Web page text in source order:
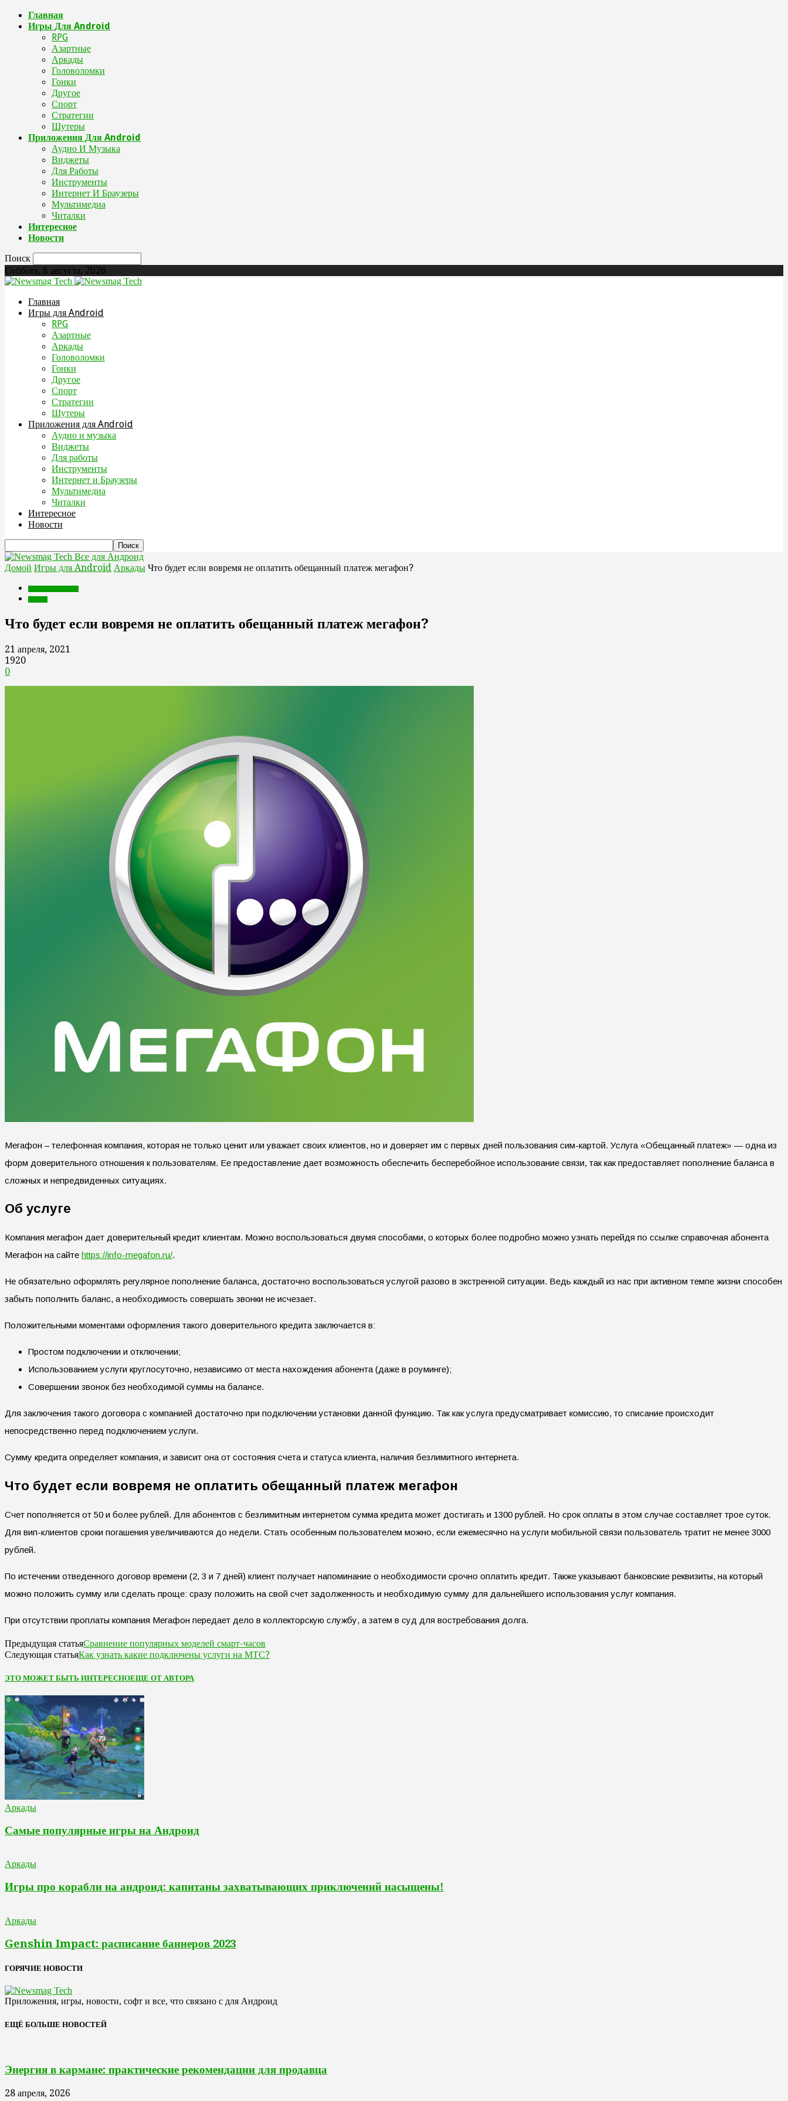
Главная
Игры Для Android
RPG
Азартные
Аркады
Головоломки
Гонки
Другое
Спорт
Стратегии
Шутеры
Приложения Для Android
Аудио И Музыка
Виджеты
Для Работы
Инструменты
Интернет И Браузеры
Мультимедиа
Читалки
Интересное
Новости
Поиск
Суббота, 8 августа, 2026
Главная
Игры для Android
RPG
Азартные
Аркады
Головоломки
Гонки
Другое
Спорт
Стратегии
Шутеры
Приложения для Android
Аудио и музыка
Виджеты
Для работы
Инструменты
Интернет и Браузеры
Мультимедиа
Читалки
Интересное
Новости
Все для Андроид
Домой Игры для Android Аркады Что будет если вовремя не оплатить обещанный платеж мегафон?
Что будет если вовремя не оплатить обещанный платеж мегафон?
21 апреля, 2021
1920
0
Мегафон – телефонная компания, которая не только ценит или уважает своих клиентов, но и доверяет им с первых дней пользования сим-картой. Услуга «Обещанный платеж» — одна из
форм доверительного отношения к пользователям. Ее предоставление дает возможность обеспечить бесперебойное использование связи, так как предоставляет пополнение баланса в
сложных и непредвиденных ситуациях.
Об услуге
Компания мегафон дает доверительный кредит клиентам. Можно воспользоваться двумя способами, о которых более подробно можно узнать перейдя по ссылке справочная абонента
Мегафон на сайте https://info-megafon.ru/.
Не обязательно оформлять регулярное пополнение баланса, достаточно воспользоваться услугой разово в экстренной ситуации. Ведь каждый из нас при активном темпе жизни способен
забыть пополнить баланс, а необходимость совершать звонки не исчезает.
Положительными моментами оформления такого доверительного кредита заключается в:
Простом подключении и отключении;
Использованием услуги круглосуточно, независимо от места нахождения абонента (даже в роуминге);
Совершении звонок без необходимой суммы на балансе.
Для заключения такого договора с компанией достаточно при подключении установки данной функцию. Так как услуга предусматривает комиссию, то списание происходит
непосредственно перед подключением услуги.
Сумму кредита определяет компания, и зависит она от состояния счета и статуса клиента, наличия безлимитного интернета.
Что будет если вовремя не оплатить обещанный платеж мегафон
Счет пополняется от 50 и более рублей. Для абонентов с безлимитным интернетом сумма кредита может достигать и 1300 рублей. Но срок оплаты в этом случае составляет трое суток.
Для вип-клиентов сроки погашения увеличиваются до недели. Стать особенным пользователем можно, если ежемесячно на услуги мобильной связи пользователь тратит не менее 3000
рублей.
По истечении отведенного договор времени (2, 3 и 7 дней) клиент получает напоминание о необходимости срочно оплатить кредит. Также указывают банковские реквизиты, на который
можно положить сумму или сделать проще: сразу положить на свой счет задолженность и необходимую сумму для дальнейшего использования услуг компания.
При отсутствии проплаты компания Мегафон передает дело в коллекторскую службу, а затем в суд для востребования долга.
Предыдущая статьяСравнение популярных моделей смарт-часов
Следующая статьяКак узнать какие подключены услуги на МТС?
ЭТО МОЖЕТ БЫТЬ ИНТЕРЕСНОЕЩЕ ОТ АВТОРА
Аркады
Самые популярные игры на Андроид
Аркады
Игры про корабли на андроид: капитаны захватывающих приключений насыщены!
Аркады
Genshin Impact: расписание баннеров 2023
ГОРЯЧИЕ НОВОСТИ
Приложения, игры, новости, софт и все, что связано с для Андроид
ЕЩЁ БОЛЬШЕ НОВОСТЕЙ
Энергия в кармане: практические рекомендации для продавца
28 апреля, 2026